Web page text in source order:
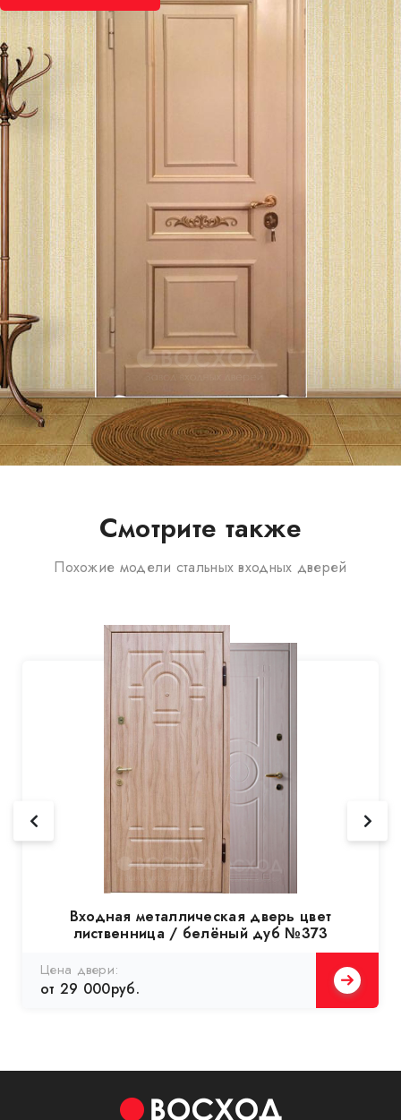
Смотрите также
Похожие модели стальных входных дверей
Входная металлическая дверь цвет
лиственница / белёный дуб №373
Цена двери:
от 29 000руб.